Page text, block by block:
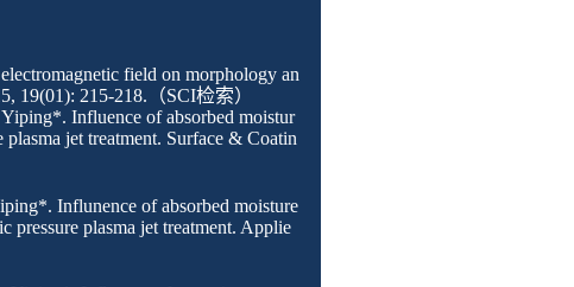
field on morphology an
19(01): 215-218. （SCI检索）
Influence of absorbed moistur
jet treatment. Surface & Coatin
Influnence of absorbed moisture
plasma jet treatment. Applie